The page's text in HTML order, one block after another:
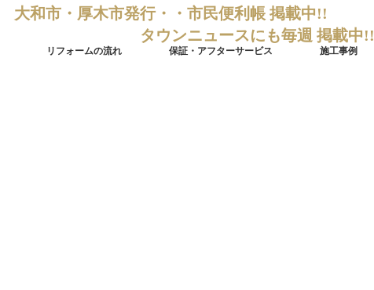
大和市・厚木市発行・・市民便利帳 掲載中!!
タウンニュースにも毎週 掲載中!!
リフォームの流れ 保証・アフターサービス 施工事例